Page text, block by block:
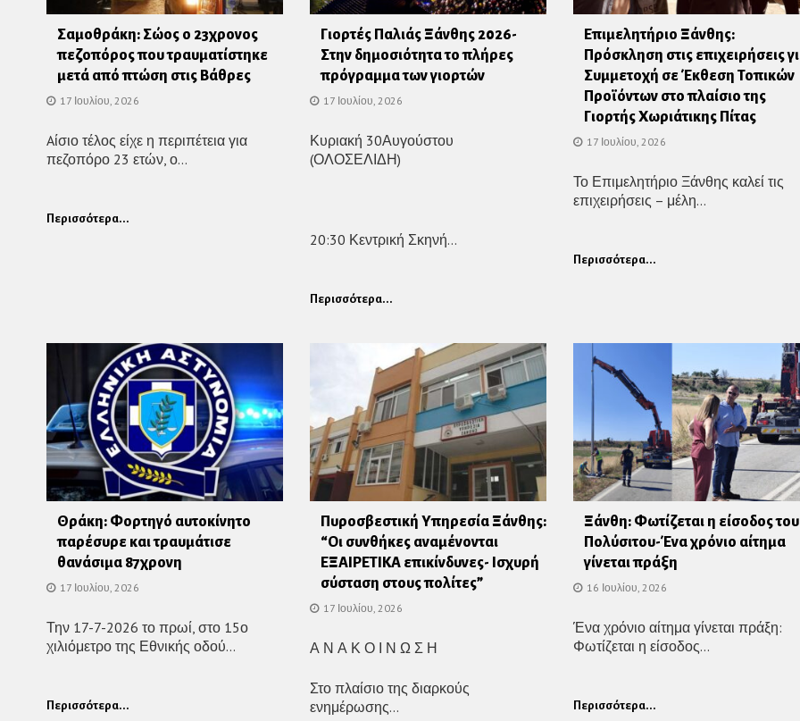
Σαμοθράκη: Σώος ο 23χρονος
πεζοπόρος που τραυματίστηκε
μετά από πτώση στις Βάθρες
17 Ιουλίου, 2026
Aίσιο τέλος είχε η περιπέτεια για
πεζοπόρο 23 ετών, ο...
Περισσότερα...
Γιορτές Παλιάς Ξάνθης 2026-
Στην δημοσιότητα το πλήρες
πρόγραμμα των γιορτών
17 Ιουλίου, 2026
Κυριακή 30Αυγούστου
(ΟΛΟΣΕΛΙΔΗ)
20:30 Κεντρική Σκηνή...
Περισσότερα...
Επιμελητήριο Ξάνθης:
Πρόσκληση στις επιχειρήσεις
Συμμετοχή σε Έκθεση Τοπικών
Προϊόντων στο πλαίσιο της
Γιορτής Χωριάτικης Πίτας
17 Ιουλίου, 2026
Το Επιμελητήριο Ξάνθης καλεί τις
επιχειρήσεις – μέλη...
Περισσότερα...
Θράκη: Φορτηγό αυτοκίνητο
παρέσυρε και τραυμάτισε
θανάσιμα 87χρονη
17 Ιουλίου, 2026
Την 17-7-2026 το πρωί, στο 15ο
χιλιόμετρο της Εθνικής οδού...
Περισσότερα...
Πυροσβεστική Υπηρεσία Ξάνθης:
“Οι συνθήκες αναμένονται
ΕΞΑΙΡΕΤΙΚΑ επικίνδυνες- Ισχυρή
σύσταση στους πολίτες”
17 Ιουλίου, 2026
Α Ν Α Κ Ο Ι Ν Ω Σ Η
Στο πλαίσιο της διαρκούς
ενημέρωσης...
Ξάνθη: Φωτίζεται η είσοδος του
Πολύσιτου-Ένα χρόνιο αίτημα
γίνεται πράξη
16 Ιουλίου, 2026
Ένα χρόνιο αίτημα γίνεται πράξη:
Φωτίζεται η είσοδος...
Περισσότερα...